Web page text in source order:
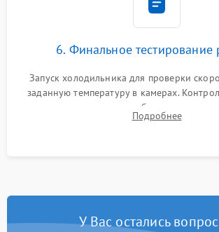
6. Финальное тестирование
Запуск холодильника для проверки
заданную температуру в камерах.
компрессора, отсутствия обмерзания
срабатывания системыПодробнее
У Вас остались